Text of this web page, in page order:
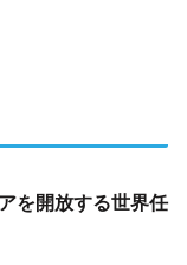
を開放する世界任